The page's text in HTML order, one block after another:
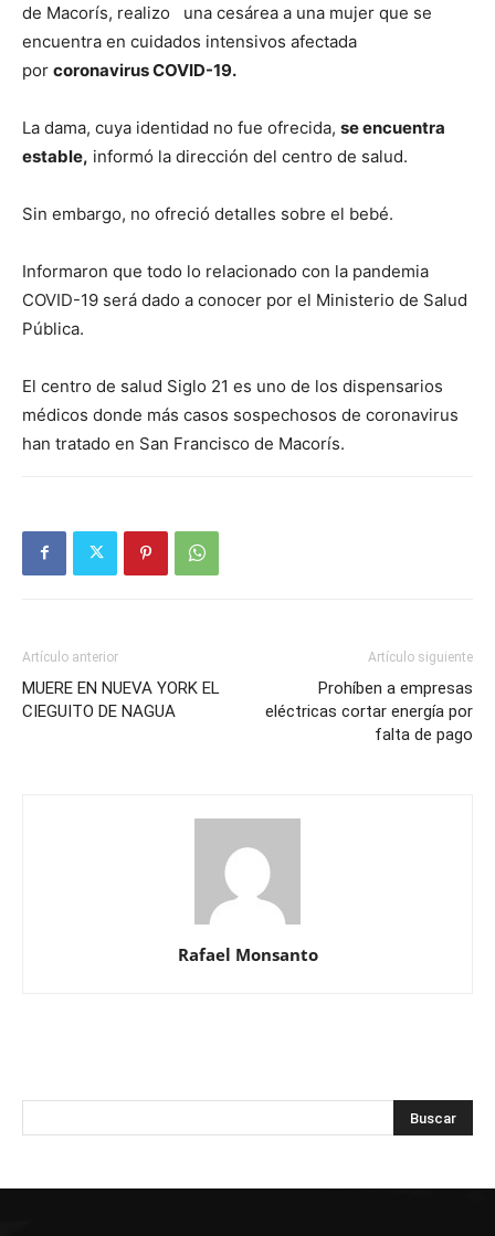
de Macorís, realizo una cesárea a una mujer que se
encuentra en cuidados intensivos afectada
por coronavirus COVID-19.
La dama, cuya identidad no fue ofrecida, se encuentra
estable, informó la dirección del centro de salud.
Sin embargo, no ofreció detalles sobre el bebé.
Informaron que todo lo relacionado con la pandemia
COVID-19 será dado a conocer por el Ministerio de Salud
Pública.
El centro de salud Siglo 21 es uno de los dispensarios
médicos donde más casos sospechosos de coronavirus
han tratado en San Francisco de Macorís.
Artículo anterior
MUERE EN NUEVA YORK EL
CIEGUITO DE NAGUA
Artículo siguiente
Prohíben a empresas
eléctricas cortar energía por
falta de pago
Rafael Monsanto